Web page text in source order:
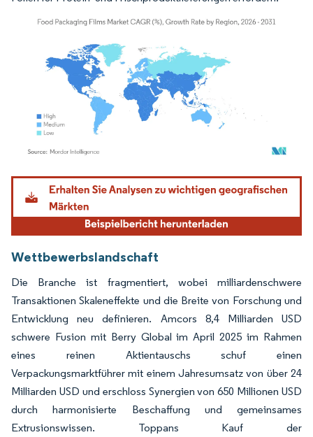
Bild © Mordor Intelligence. Wiederverwendung erfordert Namensnennung gemäß
Wettbewerbslandschaft
Die Branche ist fragmentiert, wobei milliardenschwere
Transaktionen Skaleneffekte und die Breite von Forschung und
Entwicklung neu definieren. Amcors 8,4 Milliarden USD
schwere Fusion mit Berry Global im April 2025 im Rahmen
eines reinen Aktientauschs schuf einen
Verpackungsmarktführer mit einem Jahresumsatz von über 24
Milliarden USD und erschloss Synergien von 650 Millionen USD
durch harmonisierte Beschaffung und gemeinsames
Extrusionswissen. Toppans Kauf der